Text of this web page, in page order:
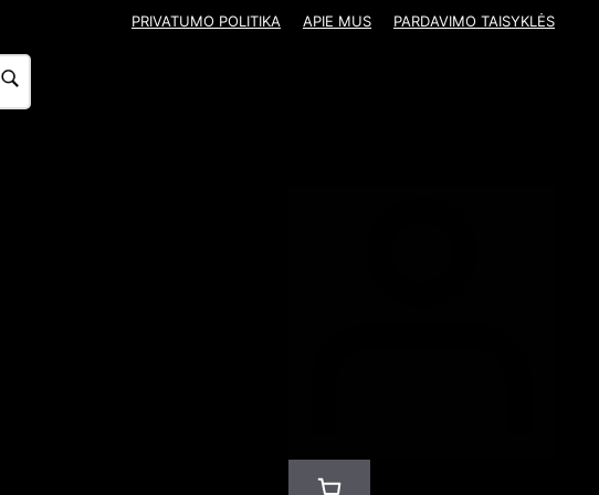
PRIVATUMO POLITIKA APIE MUS PARDAVIMO TAISYKLĖS